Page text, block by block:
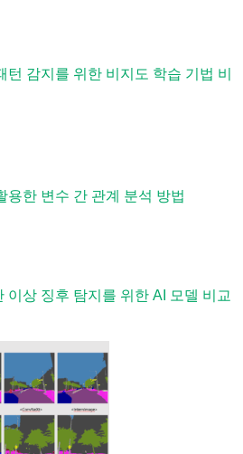
감지를 위한 비지도 학습 기법 비
용한 변수 간 관계 분석 방법
이상 징후 탐지를 위한 AI 모델 비교